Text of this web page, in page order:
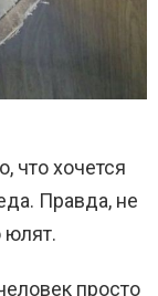
что хочется
Правда, не
юлят.
просто